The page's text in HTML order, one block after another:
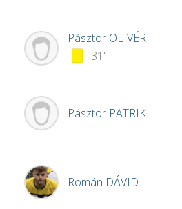
Pásztor OLIVÉR
31'
Pásztor PATRIK
Román DÁVID